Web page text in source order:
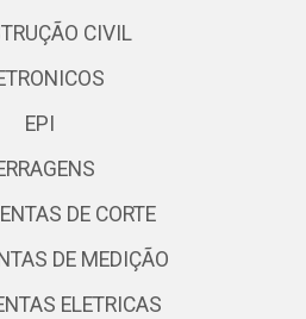
CIVIL
EPI
DE CORTE
DE MEDIÇÃO
ELETRICAS